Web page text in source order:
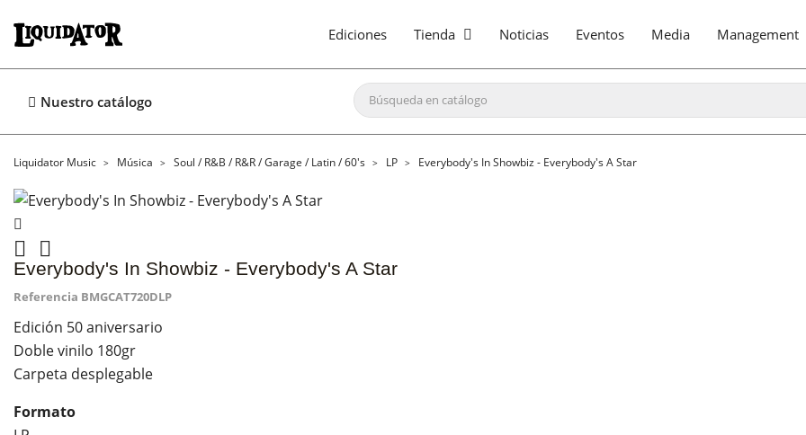
Ediciones Tienda Noticias Eventos Media Management
Nuestro catálogo
Liquidator Music Música Soul / R&B / R&R / Garage / Latin / 60's LP Everybody's In Showbiz - Everybody's A Star
 
Everybody's In Showbiz - Everybody's A Star
Referencia BMGCAT720DLP
Edición 50 aniversario
Doble vinilo 180gr
Carpeta desplegable
Formato